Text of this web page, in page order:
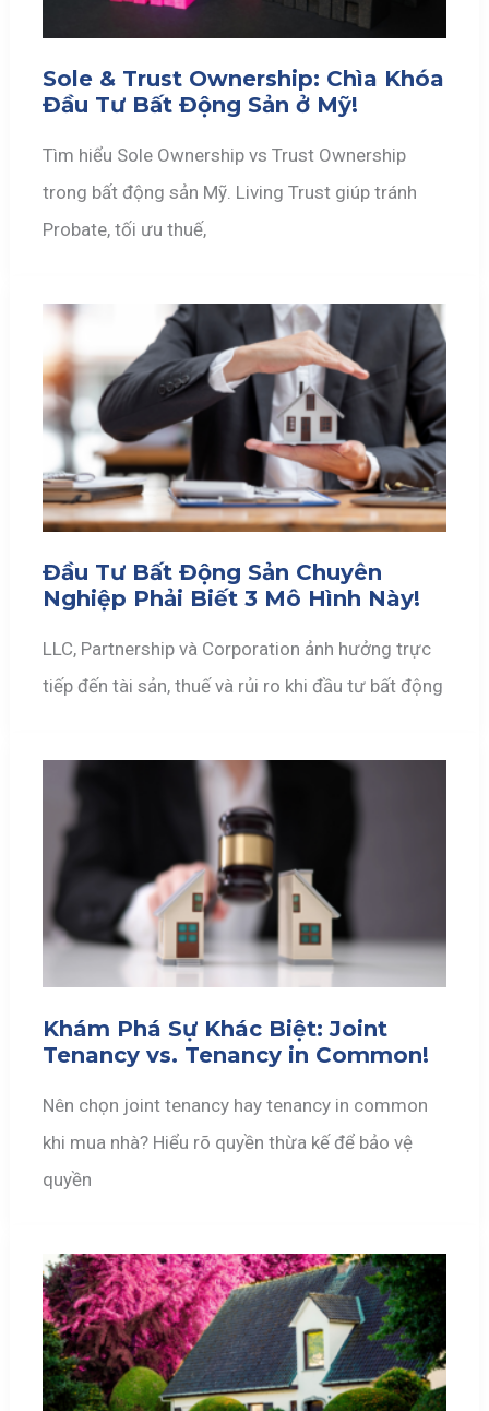
Sole & Trust Ownership: Chìa Khóa
Đầu Tư Bất Động Sản ở Mỹ!
Tìm hiểu Sole Ownership vs Trust Ownership
trong bất động sản Mỹ. Living Trust giúp tránh
Probate, tối ưu thuế,
Đầu Tư Bất Động Sản Chuyên
Nghiệp Phải Biết 3 Mô Hình Này!
LLC, Partnership và Corporation ảnh hưởng trực
tiếp đến tài sản, thuế và rủi ro khi đầu tư bất động
Khám Phá Sự Khác Biệt: Joint
Tenancy vs. Tenancy in Common!
Nên chọn joint tenancy hay tenancy in common
khi mua nhà? Hiểu rõ quyền thừa kế để bảo vệ
quyền